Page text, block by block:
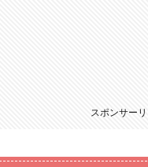
スポンサー